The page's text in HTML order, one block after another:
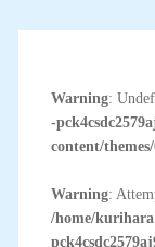
Warning:
-
content/
Warning:
/home/